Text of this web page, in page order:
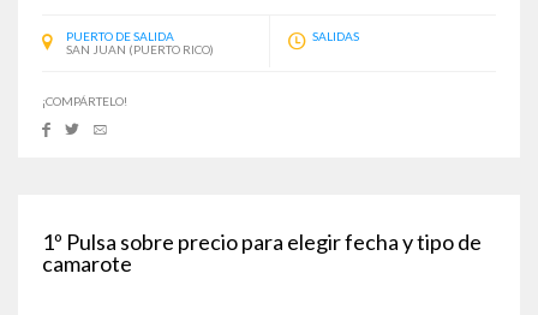
PUERTO DE SALIDA
SAN JUAN (PUERTO RICO)
SALIDAS
¡COMPÁRTELO!
1º Pulsa sobre precio para elegir fecha y tipo de
camarote